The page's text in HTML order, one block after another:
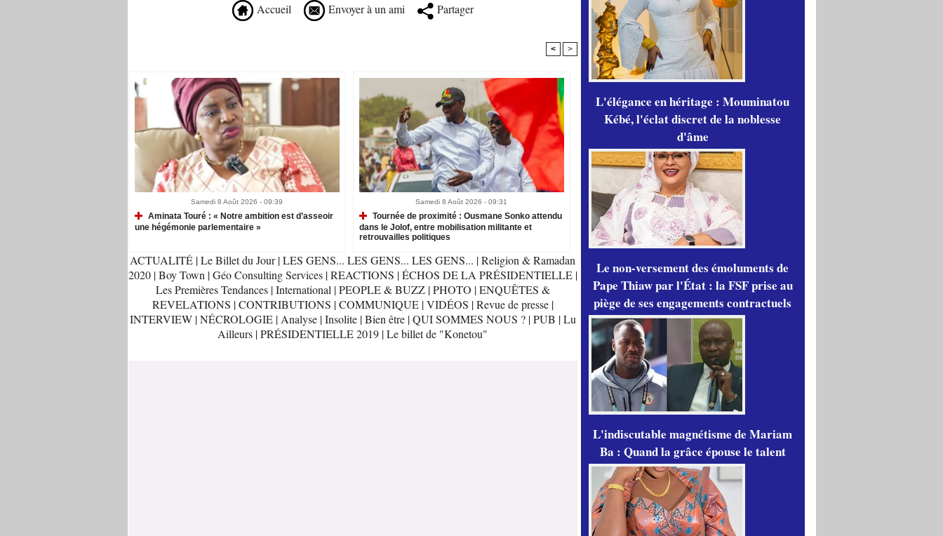
Accueil Envoyer à un ami Partager
< >
Samedi 8 Août 2026 - 09:39
Aminata Touré : « Notre ambition est d’asseoir
une hégémonie parlementaire »
Samedi 8 Août 2026 - 09:31
Tournée de proximité : Ousmane Sonko attendu
dans le Jolof, entre mobilisation militante et
retrouvailles politiques
ACTUALITÉ |Le Billet du Jour |LES GENS... LES GENS... LES GENS... |Religion & Ramadan
2020 |Boy Town |Géo Consulting Services |REACTIONS |ÉCHOS DE LA PRÉSIDENTIELLE |
Les Premières Tendances |International |PEOPLE & BUZZ |PHOTO |ENQUÊTES &
REVELATIONS |CONTRIBUTIONS |COMMUNIQUE |VIDÉOS |Revue de presse |
INTERVIEW |NÉCROLOGIE |Analyse |Insolite |Bien être |QUI SOMMES NOUS ? |PUB |Lu
Ailleurs |PRÉSIDENTIELLE 2019 |Le billet de "Konetou"
L'élégance en héritage : Mouminatou
Kébé, l'éclat discret de la noblesse
d'âme
Le non-versement des émoluments de
Pape Thiaw par l'État : la FSF prise au
piège de ses engagements contractuels
L'indiscutable magnétisme de Mariam
Ba : Quand la grâce épouse le talent